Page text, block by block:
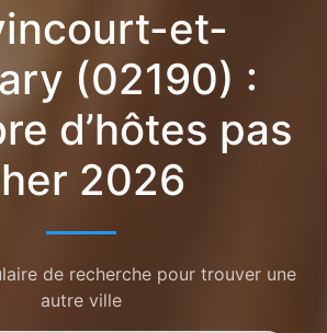
et-
(02190) :
d’hôtes pas
2026
de recherche pour trouver une
autre ville